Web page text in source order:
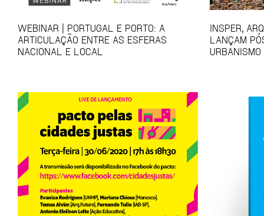
WEBINAR | PORTUGAL E PORTO: A
ARTICULAÇÃO ENTRE AS ESFERAS
NACIONAL E LOCAL
INSPER,
LANÇAM